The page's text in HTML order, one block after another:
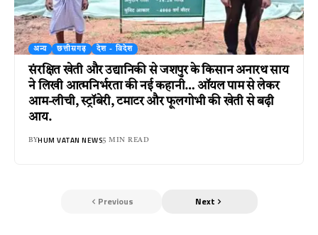
अन्य छत्तीसगढ़ देश - विदेश
संरक्षित खेती और उद्यानिकी से जशपुर के किसान अनारथ साय
ने लिखी आत्मनिर्भरता की नई कहानी… ऑयल पाम से लेकर
आम-लीची, स्ट्रॉबेरी, टमाटर और फूलगोभी की खेती से बढ़ी
आय.
BYHUM VATAN NEWS5 MIN READ
Previous Next